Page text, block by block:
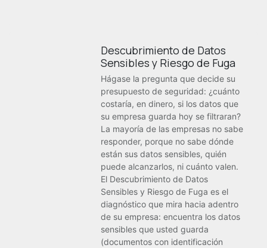
Descubrimiento de Datos
Sensibles y Riesgo de Fuga
Hágase la pregunta que decide su
presupuesto de seguridad: ¿cuánto
costaría, en dinero, si los datos que
su empresa guarda hoy se filtraran?
La mayoría de las empresas no sabe
responder, porque no sabe dónde
están sus datos sensibles, quién
puede alcanzarlos, ni cuánto valen.
El Descubrimiento de Datos
Sensibles y Riesgo de Fuga es el
diagnóstico que mira hacia adentro
de su empresa: encuentra los datos
sensibles que usted guarda
(documentos con identificación